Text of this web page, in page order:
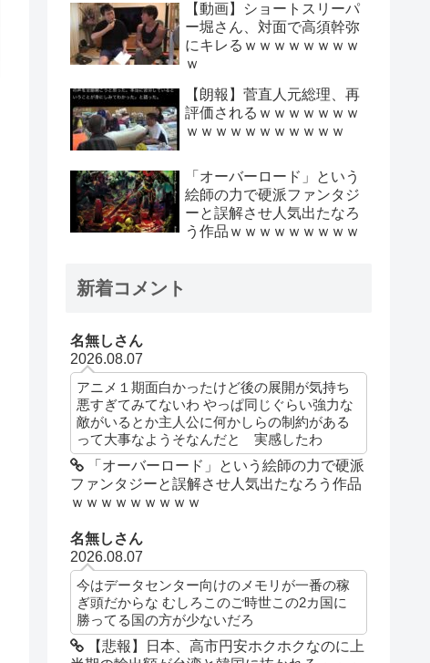
【動画】ショートスリーパ
ー堀さん、対面で高須幹弥
にキレるｗｗｗｗｗｗｗｗ
ｗ
【朗報】菅直人元総理、再
評価されるｗｗｗｗｗｗｗ
ｗｗｗｗｗｗｗｗｗｗｗ
「オーバーロード」という
絵師の力で硬派ファンタジ
ーと誤解させ人気出たなろ
う作品ｗｗｗｗｗｗｗｗｗ
新着コメント
名無しさん
2026.08.07
アニメ１期面白かったけど後の展開が気持ち
悪すぎてみてないわ やっぱ同じぐらい強力な
敵がいるとか主人公に何かしらの制約がある
って大事なようそなんだと 実感したわ
「オーバーロード」という絵師の力で硬派
ファンタジーと誤解させ人気出たなろう作品
ｗｗｗｗｗｗｗｗｗ
名無しさん
2026.08.07
今はデータセンター向けのメモリが一番の稼
ぎ頭だからな むしろこのご時世この2カ国に
勝ってる国の方が少ないだろ
【悲報】日本、高市円安ホクホクなのに上